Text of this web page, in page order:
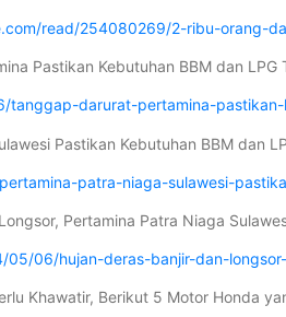
read/254080269/2-ribu-orang-
Pastikan Kebutuhan BBM dan LPG
tanggap-darurat-pertamina-
Pastikan Kebutuhan BBM dan
patra-niaga-sulawesi-
Pertamina Patra Niaga
05/06/hujan-deras-banjir-dan-
Khawatir, Berikut 5 Motor Honda